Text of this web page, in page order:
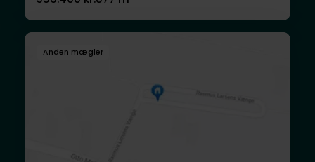
Anden mægler